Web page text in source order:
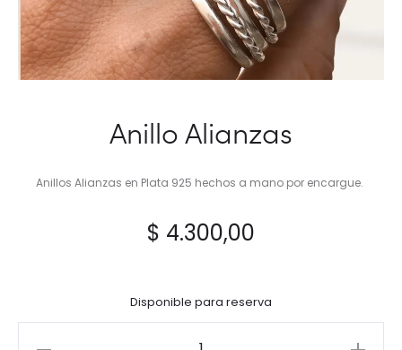
Anillo Alianzas
Anillos Alianzas en Plata 925 hechos a mano por encargue.
$ 4.300,00
Disponible para reserva